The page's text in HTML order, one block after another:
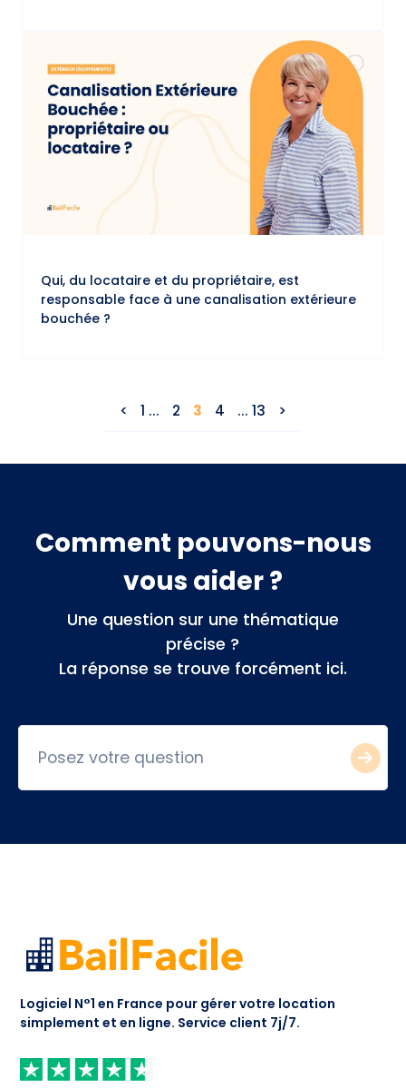
Qui, du locataire et du propriétaire, est
responsable face à une canalisation extérieure
bouchée ?
1 ... 2 3 4 ... 13
Comment pouvons-nous
vous aider ?
Une question sur une thématique
précise ?
La réponse se trouve forcément ici.
Logiciel N°1 en France pour gérer votre location
simplement et en ligne. Service client 7j/7.